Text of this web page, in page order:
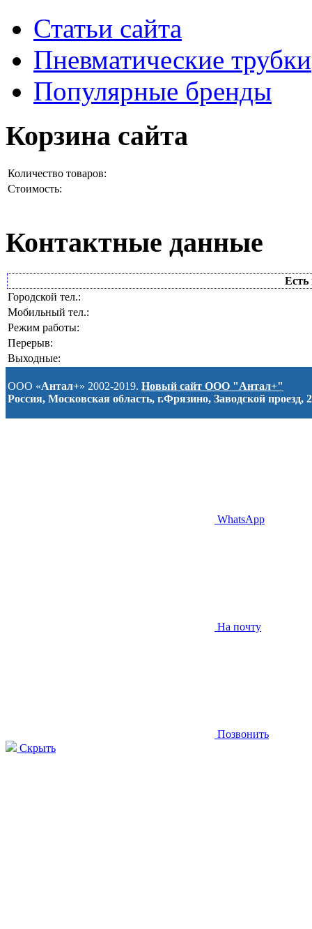
Статьи сайта
Пневматические трубки
Популярные бренды
Корзина сайта
Количество товаров:
Стоимость:
Контактные данные
Есть
Городской тел.:
Мобильный тел.:
Режим работы:
Перерыв:
Выходные:
ООО «Антал+» 2002-2019. Новый сайт ООО "Антал+"
Россия, Московская область, г.Фрязино, Заводской проезд, 2
WhatsApp
На почту
Позвонить
Скрыть